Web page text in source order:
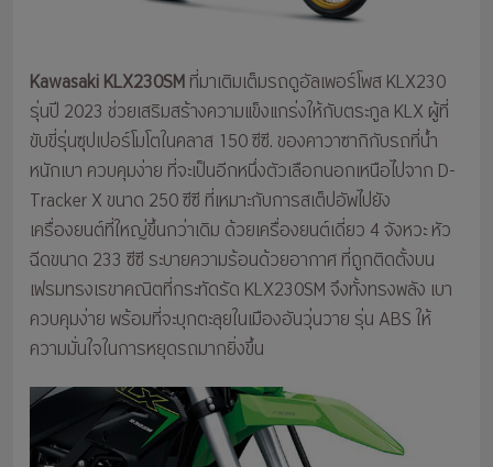
Kawasaki KLX230SMที่มาเติมเต็มรถดูอัลเพอร์โพส KLX230
รุ่นปี 2023 ช่วยเสริมสร้างความแข็งแกร่งให้กับตระกูล KLX ผู้ที่
ขับขี่รุ่นซุปเปอร์โมโตในคลาส 150 ซีซี. ของคาวาซากิกับรถที่น้ำ
หนักเบา ควบคุมง่าย ที่จะเป็นอีกหนึ่งตัวเลือกนอกเหนือไปจาก D-
Tracker X ขนาด 250 ซีซี ที่เหมาะกับการสเต็ปอัพไปยัง
เครื่องยนต์ที่ใหญ่ขึ้นกว่าเดิม ด้วยเครื่องยนต์เดี่ยว 4 จังหวะ หัว
ฉีดขนาด 233 ซีซี ระบายความร้อนด้วยอากาศ ที่ถูกติดตั้งบน
เฟรมทรงเรขาคณิตที่กระทัดรัด KLX230SM จึงทั้งทรงพลัง เบา
ควบคุมง่าย พร้อมที่จะบุกตะลุยในเมืองอันวุ่นวาย รุ่น ABS ให้
ความมั่นใจในการหยุดรถมากยิ่งขึ้น